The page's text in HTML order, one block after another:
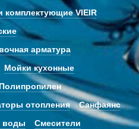
комплектующие VIEIR
арматура
Мойки кухонные
Полипропилен
отопления
Санфаянс
воды
Смесители